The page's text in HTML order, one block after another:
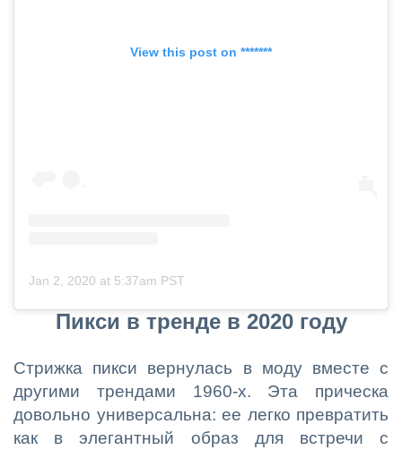
View this post on *******
Jan 2, 2020 at 5:37am PST
Пикси в тренде в 2020 году
Стрижка пикси вернулась в моду вместе с
другими трендами 1960-х. Эта прическа
довольно универсальна: ее легко превратить
как в элегантный образ для встречи с